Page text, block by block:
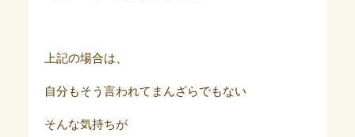
上記の場合は、
自分もそう言われてまんざらでもない
そんな気持ちが